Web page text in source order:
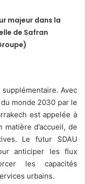
majeur dans la
de Safran
Avec
monde 2030 par le
est appelée à
d’accueil, de
Le futur SDAU
anticiper les flux
les capacités
urbains.